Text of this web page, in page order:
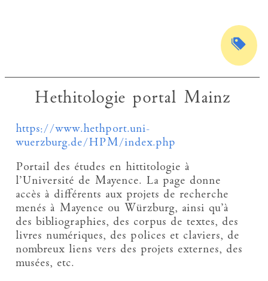
Hethitologie portal Mainz
https://www.hethport.uni-
wuerzburg.de/HPM/index.php
Portail des études en hittitologie à
l’Université de Mayence. La page donne
accès à différents aux projets de recherche
menés à Mayence ou Würzburg, ainsi qu’à
des bibliographies, des corpus de textes, des
livres numériques, des polices et claviers, de
nombreux liens vers des projets externes, des
musées, etc.